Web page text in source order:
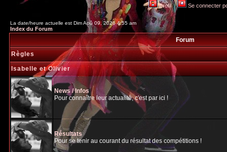
Profil Se connecter
La date/heure actuelle est Dim Aoû 09, 2026 4:55 am
Index du Forum
Forum
Règles
Isabelle et Olivier
News / Infos
Pour connaître leur actualité, c'est par ici !
Résultats
Pour se tenir au courant du résultat des compétitions !